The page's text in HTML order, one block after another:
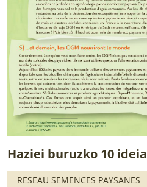
Haziei buruzko 10 ideia
RESEAU SEMENCES PAYSANES